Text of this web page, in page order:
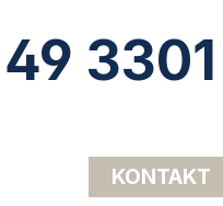
KONTAKT